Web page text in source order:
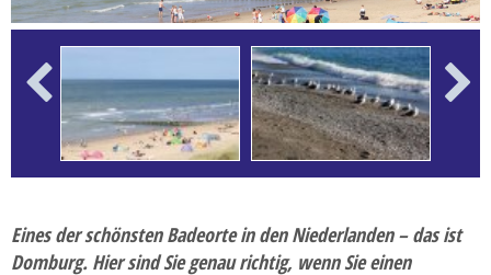
Ferien
Flusskreuzfahrten
Frühbucher-Reise
Gesundheitsreise
Karnevalsreise
Kurzreisen
Eines der schönsten Badeorte in den Niederlanden – das ist
Domburg. Hier sind Sie genau richtig, wenn Sie einen